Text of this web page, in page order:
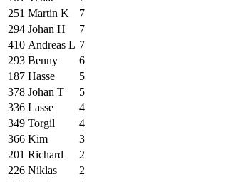
251 Martin K
7
294 Johan H
7
410 Andreas L 7
293 Benny
6
187 Hasse
5
378 Johan T
5
336 Lasse
4
349 Torgil
4
366 Kim
3
201 Richard
2
226 Niklas
2